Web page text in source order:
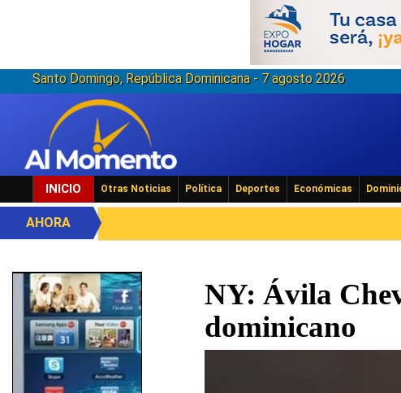
Santo Domingo, República Dominicana - 7 agosto 2026
INICIO Otras Noticias Política Deportes Económicas
AHORA
NY: Ávila
dominicano